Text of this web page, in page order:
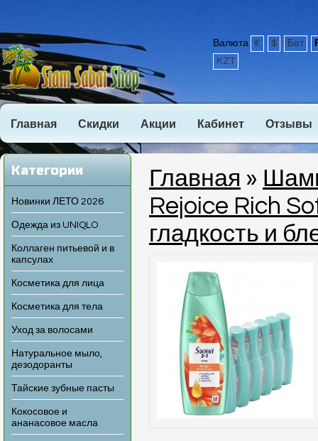
Валюта € $ Бат
KZT
Главная Скидки Акции Кабинет Отзывы
Категории
Новинки ЛЕТО 2026
Одежда из UNIQLO
Коллаген питьевой и в
капсулах
Косметика для лица
Косметика для тела
Уход за волосами
Натуральное мыло,
дезодоранты
Тайские зубные пасты
Кокосовое и
ананасовое масла
Главная »
Rejoice Rich
гладкость и